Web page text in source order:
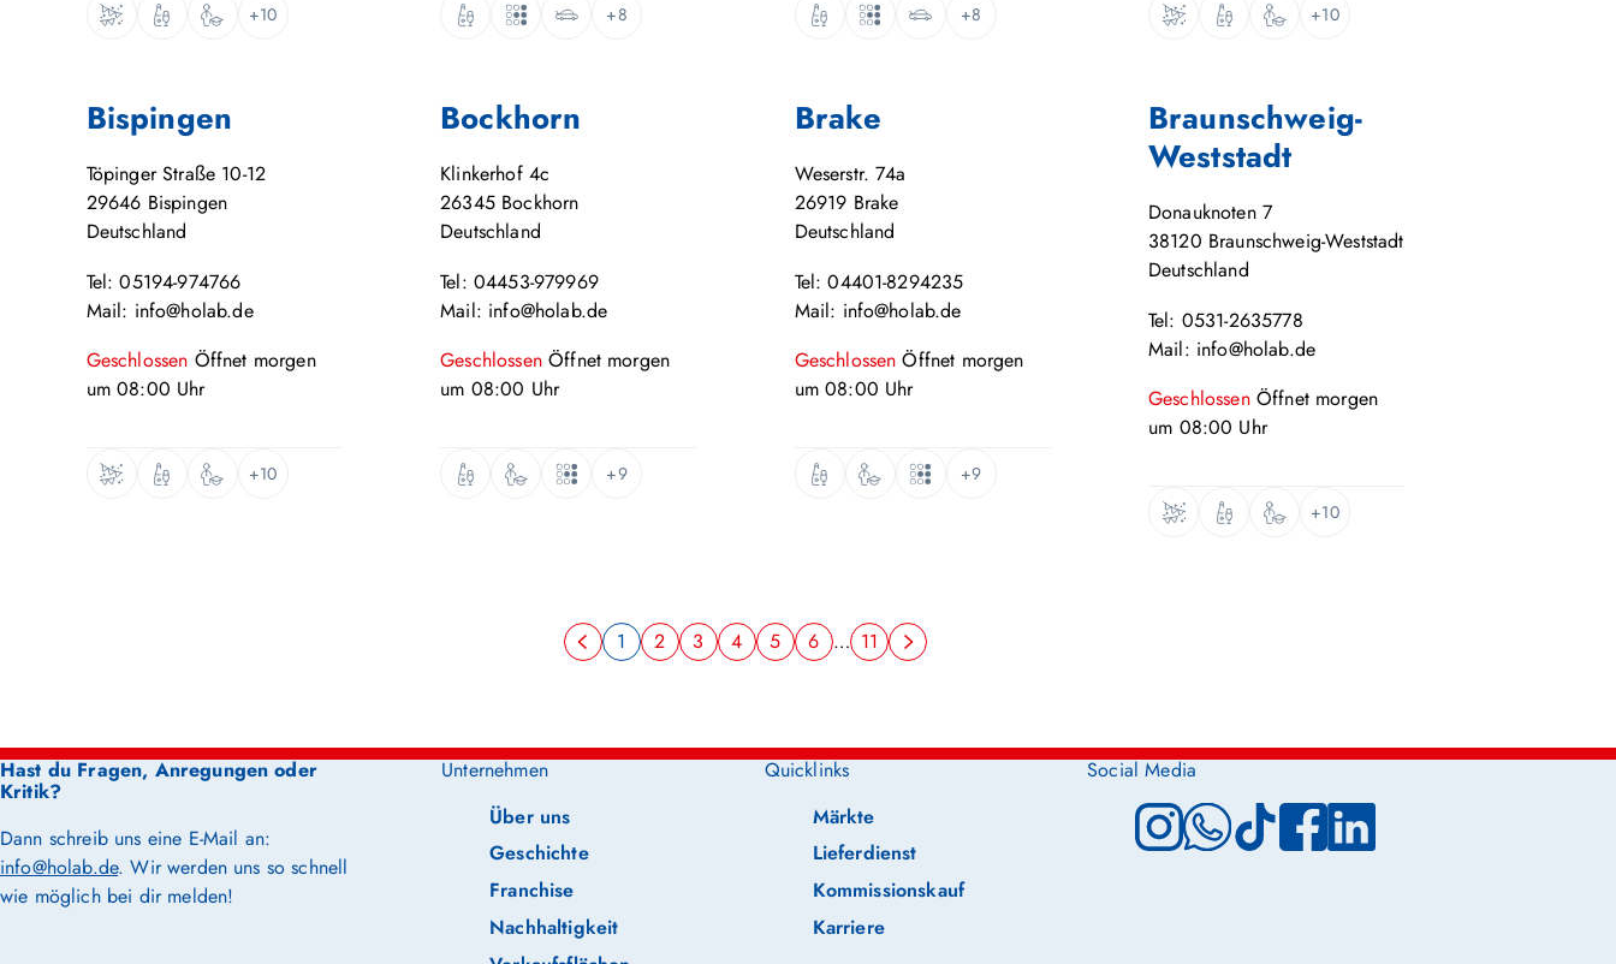
+10 +8 +8 +10
Bispingen
Töpinger Straße 10-12
29646 Bispingen
Deutschland
Tel: 05194-974766
Mail: info@holab.de
Geschlossen Öffnet morgen
um08:00 Uhr
+10
Bockhorn
Klinkerhof 4c
26345 Bockhorn
Deutschland
Tel: 04453-979969
Mail: info@holab.de
GeschlossenÖffnet morgen
um 08:00 Uhr
+9
Brake
Weserstr. 74a
26919 Brake
Deutschland
Tel: 04401-8294235
Mail: info@holab.de
GeschlossenÖffnet morgen
um08:00 Uhr
+9
Braunschweig-
Weststadt
Donauknoten 7
38120 Braunschweig-Weststadt
Deutschland
Tel: 0531-2635778
Mail: info@holab.de
Geschlossen Öffnet morgen
um 08:00 Uhr
+10
1 2 3 4 5 6 … 11
Hast du Fragen, Anregungen oder
Kritik?
Dann schreib uns eine E-Mail an:
info@holab.de. Wir werden uns so schnell
wie möglich bei dir melden!
Unternehmen
Über uns
Geschichte
Franchise
Nachhaltigkeit
Quicklinks
Märkte
Lieferdienst
Kommissionskauf
Karriere
Social Media
InstagramWhatsApp
TikTokFacebook